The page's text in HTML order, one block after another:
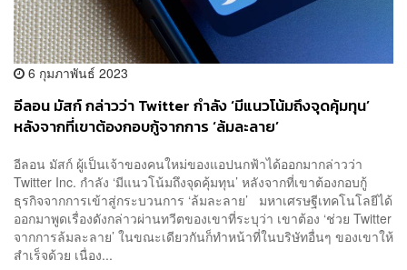
6 กุมภาพันธ์ 2023
อีลอน มัสก์ กล่าวว่า Twitter กำลัง ‘มีแนวโน้มถึงจุดคุ้มทุน’
หลังจากที่เขาต้องกอบกู้จากการ ‘ล้มละลาย’
อีลอน มัสก์ ผู้เป็นเจ้าของคนใหม่ของแอปนกฟ้าได้ออกมากล่าวว่า
Twitter Inc. กำลัง ‘มีแนวโน้มถึงจุดคุ้มทุน’ หลังจากที่เขาต้องกอบกู้
ธุรกิจจากการเข้าสู่กระบวนการ ‘ล้มละลาย’ มหาเศรษฐีเทคโนโลยีได้
ออกมาพูดเรื่องดังกล่าวผ่านทวีตของเขาที่ระบุว่า เขาต้อง ‘ช่วย Twitter
จากการล้มละลาย’ ในขณะเดียวกันก็ทำหน้าที่ในบริษัทอื่นๆ ของเขาให้
สำเร็จด้วย เนื่อง...